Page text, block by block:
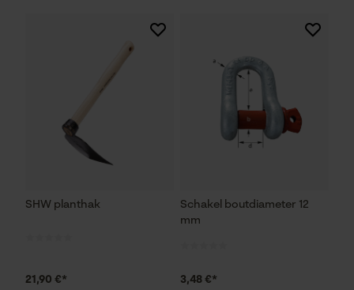
SHW planthak
21,90 €*
Schakel boutdiameter 12
mm
3,48 €*